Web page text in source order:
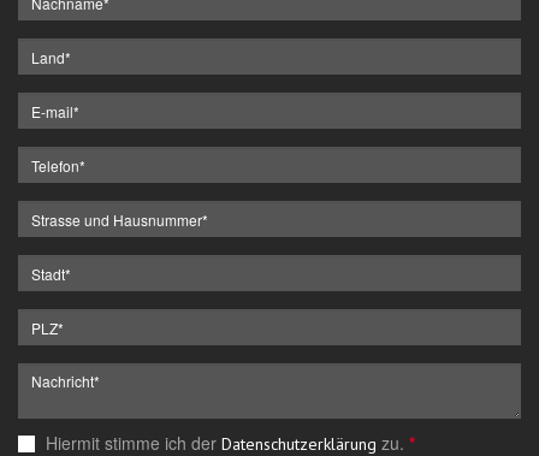
Hiermit stimme ich der Datenschutzerklärung zu. *